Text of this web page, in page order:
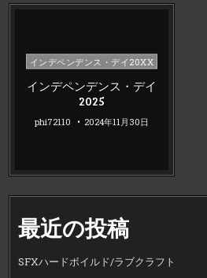
Posted
インデペンデンス・デイ20XX
インデペンデンス・デイ
2025
phi72110 2024年11月30日
最近の投稿
SFXハードボイルド/ラブクラフト